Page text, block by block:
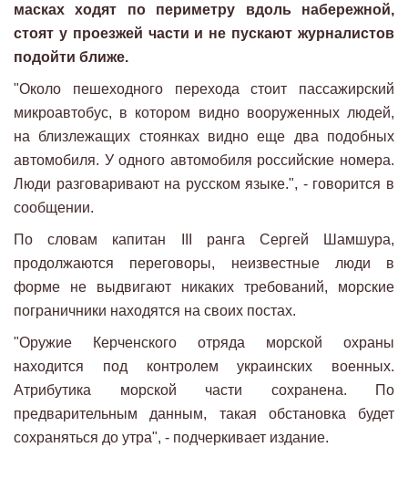
масках ходят по периметру вдоль набережной,
стоят у проезжей части и не пускают журналистов
подойти ближе.
"Около пешеходного перехода стоит пассажирский
микроавтобус, в котором видно вооруженных людей,
на близлежащих стоянках видно еще два подобных
автомобиля. У одного автомобиля российские номера.
Люди разговаривают на русском языке.", - говорится в
сообщении.
По словам капитан III ранга Сергей Шамшура,
продолжаются переговоры, неизвестные люди в
форме не выдвигают никаких требований, морские
пограничники находятся на своих постах.
"Оружие Керченского отряда морской охраны
находится под контролем украинских военных.
Атрибутика морской части сохранена. По
предварительным данным, такая обстановка будет
сохраняться до утра", - подчеркивает издание.